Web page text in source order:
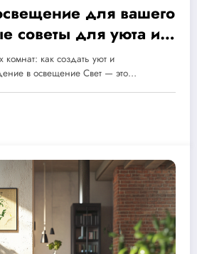
для вашего
советы для уюта и
в каждой
как создать уют и
в освещение Свет — это…